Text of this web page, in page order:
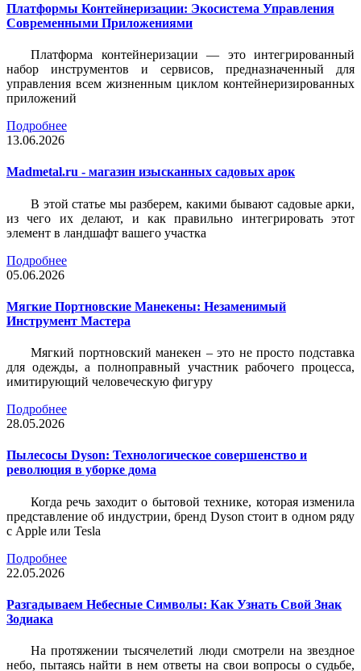
Платформы Контейнеризации: Экосистема Управления
Современными Приложениями
Платформа контейнеризации — это интегрированный
набор инструментов и сервисов, предназначенный для
управления всем жизненным циклом контейнеризированных
приложений
Подробнее
13.06.2026
Madmetal.ru - магазин изысканных садовых арок
В этой статье мы разберем, какими бывают садовые арки,
из чего их делают, и как правильно интегрировать этот
элемент в ландшафт вашего участка
Подробнее
05.06.2026
Мягкие Портновские Манекены: Незаменимый
Инструмент Мастера
Мягкий портновский манекен – это не просто подставка
для одежды, а полноправный участник рабочего процесса,
имитирующий человеческую фигуру
Подробнее
28.05.2026
Пылесосы Dyson: Технологическое совершенство и
революция в уборке дома
Когда речь заходит о бытовой технике, которая изменила
представление об индустрии, бренд Dyson стоит в одном ряду
с Apple или Tesla
Подробнее
22.05.2026
Разгадываем Небесные Символы: Как Узнать Свой Знак
Зодиака
На протяжении тысячелетий люди смотрели на звездное
небо, пытаясь найти в нем ответы на свои вопросы о судьбе,